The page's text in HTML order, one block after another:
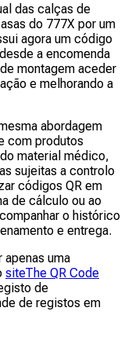
das calças de
do 777X por um
agora um código
a encomenda
montagem aceder
e melhorando a
abordagem
com produtos
material médico,
sujeitas a controlo
códigos QR em
de cálculo ou ao
o histórico
e entrega.
apenas uma
siteThe QR Code
de
de registos em